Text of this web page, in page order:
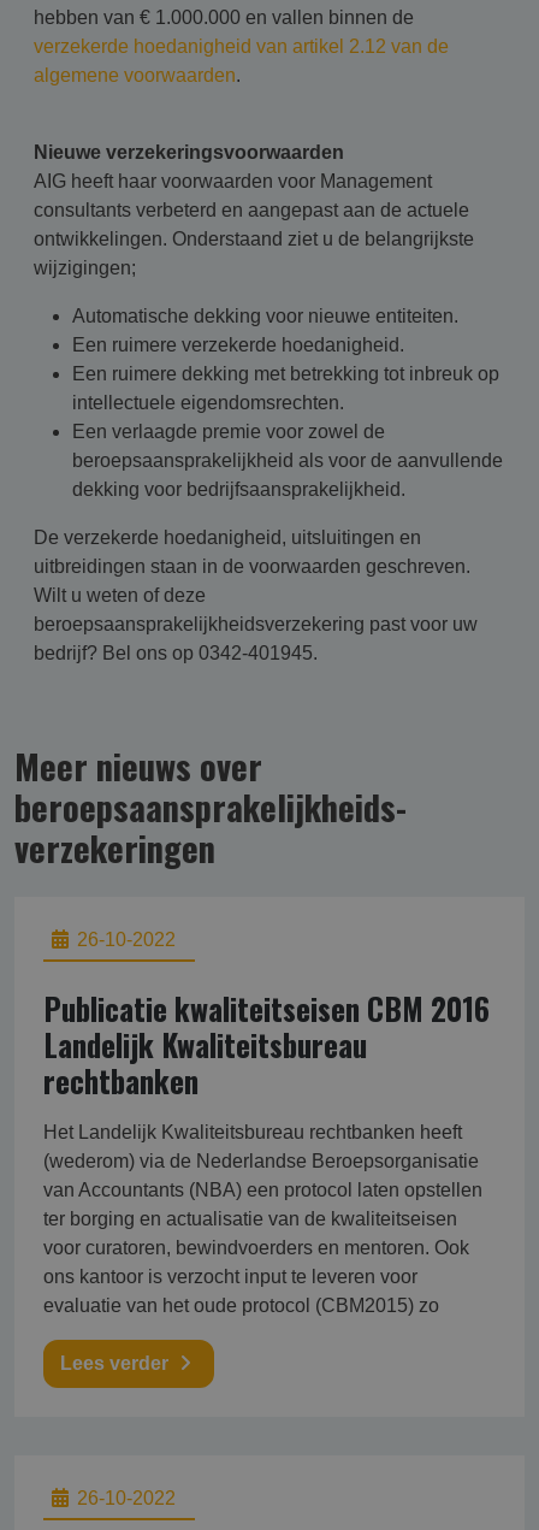
hebben van € 1.000.000 en vallen binnen de
verzekerde hoedanigheid van artikel 2.12 van de
algemene voorwaarden.
Nieuwe verzekeringsvoorwaarden
AIG heeft haar voorwaarden voor Management
consultants verbeterd en aangepast aan de actuele
ontwikkelingen. Onderstaand ziet u de belangrijkste
wijzigingen;
Automatische dekking voor nieuwe entiteiten.
Een ruimere verzekerde hoedanigheid.
Een ruimere dekking met betrekking tot inbreuk op
intellectuele eigendomsrechten.
Een verlaagde premie voor zowel de
beroepsaansprakelijkheid als voor de aanvullende
dekking voor bedrijfsaansprakelijkheid.
De verzekerde hoedanigheid, uitsluitingen en
uitbreidingen staan in de voorwaarden geschreven.
Wilt u weten of deze
beroepsaansprakelijkheidsverzekering past voor uw
bedrijf? Bel ons op 0342-401945.
Meer nieuws over
beroepsaansprakelijk­heids­
verzekering­en
26-10-2022
Publicatie kwaliteitseisen CBM 2016
Landelijk Kwaliteitsbureau
rechtbanken
Het Landelijk Kwaliteitsbureau rechtbanken heeft
(wederom) via de Nederlandse Beroepsorganisatie
van Accountants (NBA) een protocol laten opstellen
ter borging en actualisatie van de kwaliteitseisen
voor curatoren, bewindvoerders en mentoren. Ook
ons kantoor is verzocht input te leveren voor
evaluatie van het oude protocol (CBM2015) zo
Lees verder
26-10-2022